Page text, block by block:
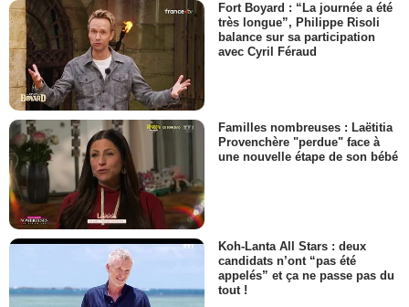
Fort Boyard : “La journée a été
très longue”, Philippe Risoli
balance sur sa participation
avec Cyril Féraud
Familles nombreuses : Laëtitia
Provenchère "perdue" face à
une nouvelle étape de son bébé
Koh-Lanta All Stars : deux
candidats n’ont “pas été
appelés” et ça ne passe pas du
tout !